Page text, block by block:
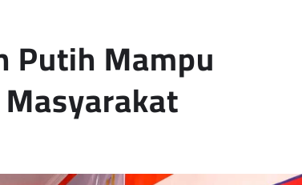
Putih Mampu